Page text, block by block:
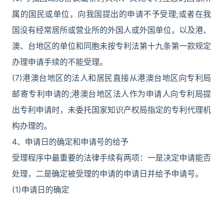
属的国民或单位，向我国提出的申请不予受理;或者在我
国没有经常居所或营业所的外国人或外国单位，以及港、
澳、台地区的单位和同胞未按专利法第十九条第一款规定
办理申请手续的不能受理。
(7)港澳台地区的法人和居民直接从港澳台地区向专利局
邮寄专利申请的;港澳台地区法人作为申请人向专利局提
出专利申请时，未委托国家知识产权局指定的专利代理机
构办理的。
4、申请日的确定和申请号的给予
受理程序中最重要的法律手续有两项：一是决定申请能否
处理，二是确定被受理的申请的申请日并给予申请号。
(1)申请日的确定